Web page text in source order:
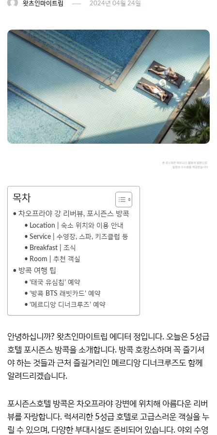
왓츠인마이트립 2024년 04월 24일
목차
차오프라야 강 리버뷰, 포시즌스 방콕
Location | 숙소 위치와 이용 안내
Service | 수영장, 스파, 키즈클럽 등
Breakfast | 조식
Room | 추천 객실
방콕 여행 팁
‘태국 유심칩’ 예약
‘방콕 BTS 래빗카드’ 예약
‘메르디앙 디너크루즈’ 예약
안녕하십니까? 왓츠인마이트립 에디터 정입니다. 오늘은 5성급
호텔 포시즌스 방콕을 소개합니다. 방콕 호캉스하며 꼭 즐기셔
야 하는 것들과 근처 즐길거리인 메르디앙 디너크루즈도 함께
알려드리겠습니다.
포시즌스호텔 방콕은 차오프라야 강변에 위치해 아름다운 리버
뷰를 자랑합니다. 럭셔리한 5성급 호텔로 고급스러운 객실을 누
릴 수 있으며, 다양한 부대시설도 준비되어 있습니다. 야외 수영